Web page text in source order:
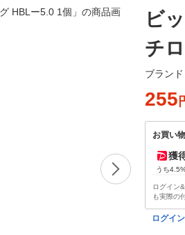
ビ
チ
ブランド
255
お買い
獲
うち
ログイン
も実際の
ログイ